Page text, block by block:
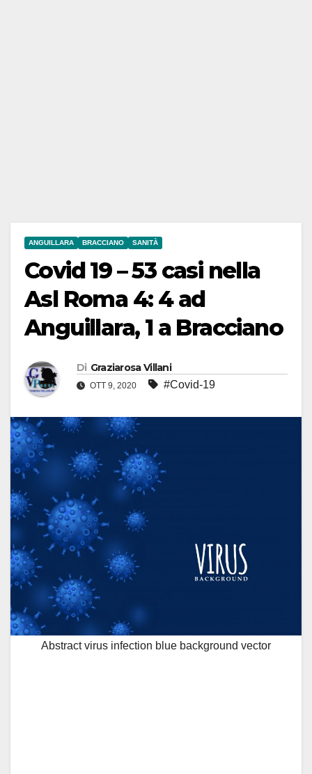
ANGUILLARA BRACCIANO SANITÀ
Covid 19 – 53 casi nella
Asl Roma 4: 4 ad
Anguillara, 1 a Bracciano
Di Graziarosa Villani
OTT 9, 2020 #Covid-19
Abstract virus infection blue background vector